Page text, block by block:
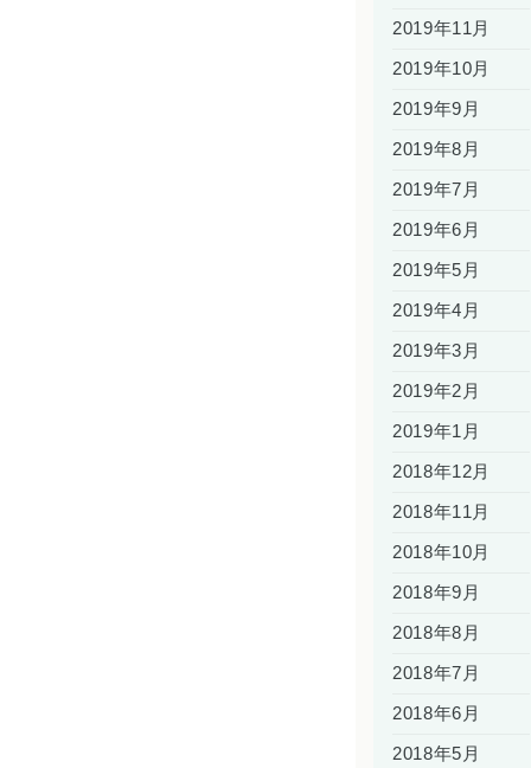
2019年11月
2019年10月
2019年9月
2019年8月
2019年7月
2019年6月
2019年5月
2019年4月
2019年3月
2019年2月
2019年1月
2018年12月
2018年11月
2018年10月
2018年9月
2018年8月
2018年7月
2018年6月
2018年5月